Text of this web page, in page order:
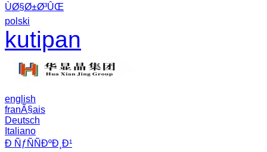
ÙØ§Ø±Ø³ÛŒ
polski
kutipan
english
franÃ§ais
Deutsch
Italiano
Ð ÑƒÑÑÐºÐ¸Ð¹